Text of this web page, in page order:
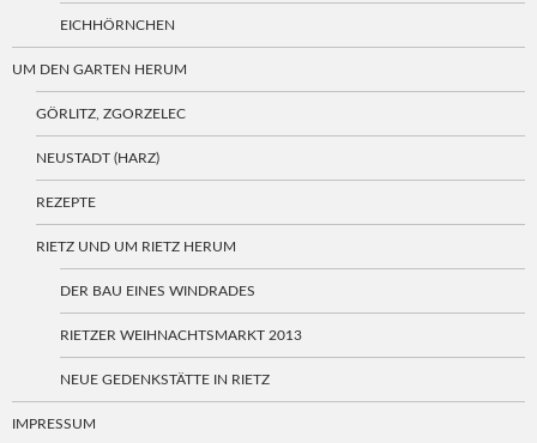
EICHHÖRNCHEN
UM DEN GARTEN HERUM
GÖRLITZ, ZGORZELEC
NEUSTADT (HARZ)
REZEPTE
RIETZ UND UM RIETZ HERUM
DER BAU EINES WINDRADES
RIETZER WEIHNACHTSMARKT 2013
NEUE GEDENKSTÄTTE IN RIETZ
IMPRESSUM